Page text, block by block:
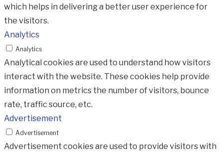
which helps in delivering a better user experience for
the visitors.
Analytics
Analytics
Analytical cookies are used to understand how visitors
interact with the website. These cookies help provide
information on metrics the number of visitors, bounce
rate, traffic source, etc.
Advertisement
Advertisement
Advertisement cookies are used to provide visitors with